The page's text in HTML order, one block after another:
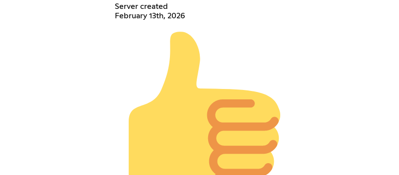
Server created
February 13th, 2026